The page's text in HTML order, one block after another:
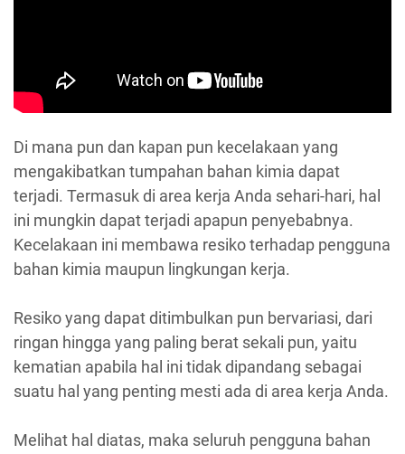
Di mana pun dan kapan pun kecelakaan yang
mengakibatkan tumpahan bahan kimia dapat
terjadi. Termasuk di area kerja Anda sehari-hari, hal
ini mungkin dapat terjadi apapun penyebabnya.
Kecelakaan ini membawa resiko terhadap pengguna
bahan kimia maupun lingkungan kerja.
Resiko yang dapat ditimbulkan pun bervariasi, dari
ringan hingga yang paling berat sekali pun, yaitu
kematian apabila hal ini tidak dipandang sebagai
suatu hal yang penting mesti ada di area kerja Anda.
Melihat hal diatas, maka seluruh pengguna bahan